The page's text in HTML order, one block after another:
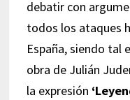
debatir con
todos los ataques
España, siendo tal
obra de Julián
la expresión